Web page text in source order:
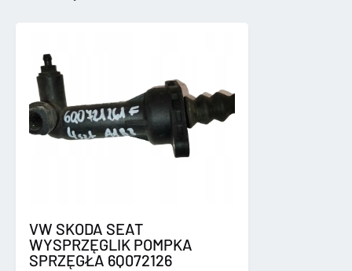
VW SKODA SEAT
WYSPRZĘGLIK POMPKA
SPRZĘGŁA 6Q072126